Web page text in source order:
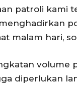
patroli
malam hari,
volume
diperlukan